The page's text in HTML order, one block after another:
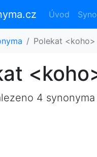
Úvod
Polekat <koho>
4